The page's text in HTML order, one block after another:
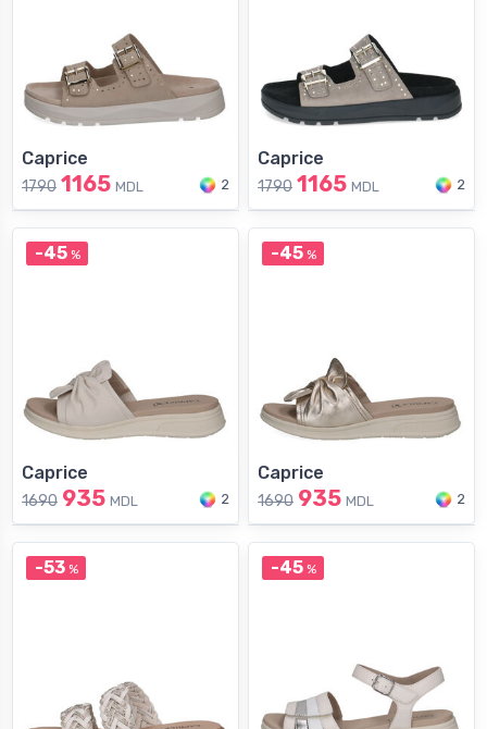
Caprice
1790 1165 MDL 2
Caprice
1790 1165 MDL 2
-45%
Caprice
1690 935 MDL 2
-45%
Caprice
1690 935 MDL 2
-53% -45%